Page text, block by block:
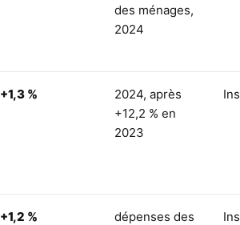
des ménages,
2024
+1,3 %
2024, après
+12,2 % en
2023
+1,2 %
dépenses des